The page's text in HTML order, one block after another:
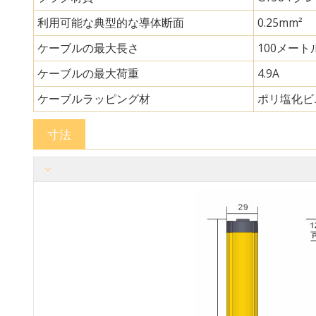
利用可能な典型的な導体断面
0.25mm²
ケーブルの最大長さ
100メート
ケーブルの最大荷重
4.9A
ケーブルラッピング材
ポリ塩化
寸法